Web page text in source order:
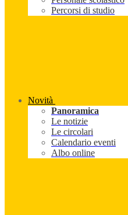
Percorsi di studio
Novità
Panoramica
Le notizie
Le circolari
Calendario eventi
Albo online